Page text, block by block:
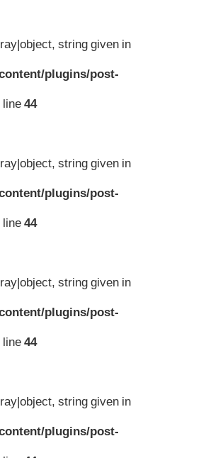
string given in
plugins/post-
line44
string given in
plugins/post-
line44
string given in
plugins/post-
line44
string given in
plugins/post-